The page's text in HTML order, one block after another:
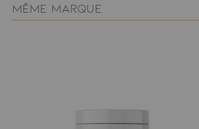
MÊME MARQUE